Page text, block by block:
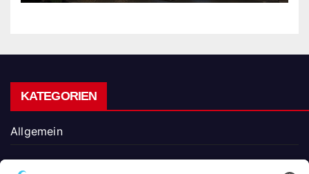
KATEGORIEN
Allgemein